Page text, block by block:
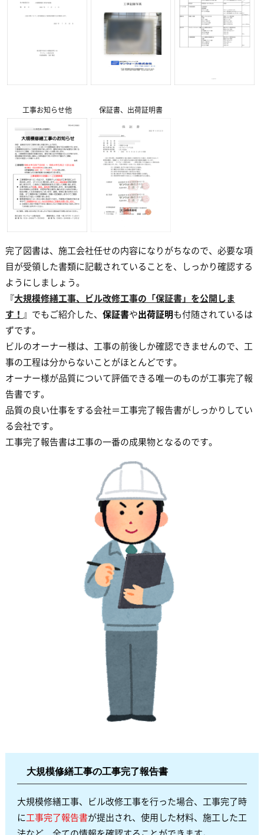
工事お知らせ他 保証書、出荷証明書
完了図書は、施工会社任せの内容になりがちなので、必要な項
目が受領した書類に記載されていることを、しっかり確認する
ようにしましょう。
『大規模修繕工事、ビル改修工事の「保証書」を公開しま
す！ 』でもご紹介した、 保証書や出荷証明 も付随されているは
ずです。
ビルのオーナー様は、工事の前後しか確認できませんので、工
事の工程は分からないことがほとんどです。
オーナー様が品質について評価できる唯一のものが工事完了報
告書です。
品質の良い仕事をする会社＝工事完了報告書がしっかりしてい
る会社です。
工事完了報告書は工事の一番の成果物となるのです。
大規模修繕工事の工事完了報告書
大規模修繕工事、ビル改修工事を行った場合、工事完了時
に 工事完了報告書が提出され、使用した材料、施工した工